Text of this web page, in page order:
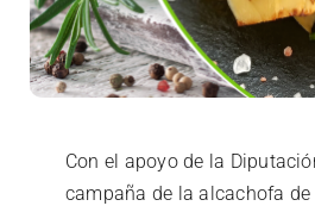
Refrigerados
Con el apoyo de la
campaña de la alcachofa de